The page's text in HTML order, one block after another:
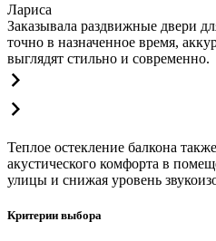
Лариса
Заказывала раздвижные двери
точно в назначенное время,
выглядят стильно и современно.
Теплое остекление балкона
акустического комфорта в
улицы и снижая уровень
Критерии выбора